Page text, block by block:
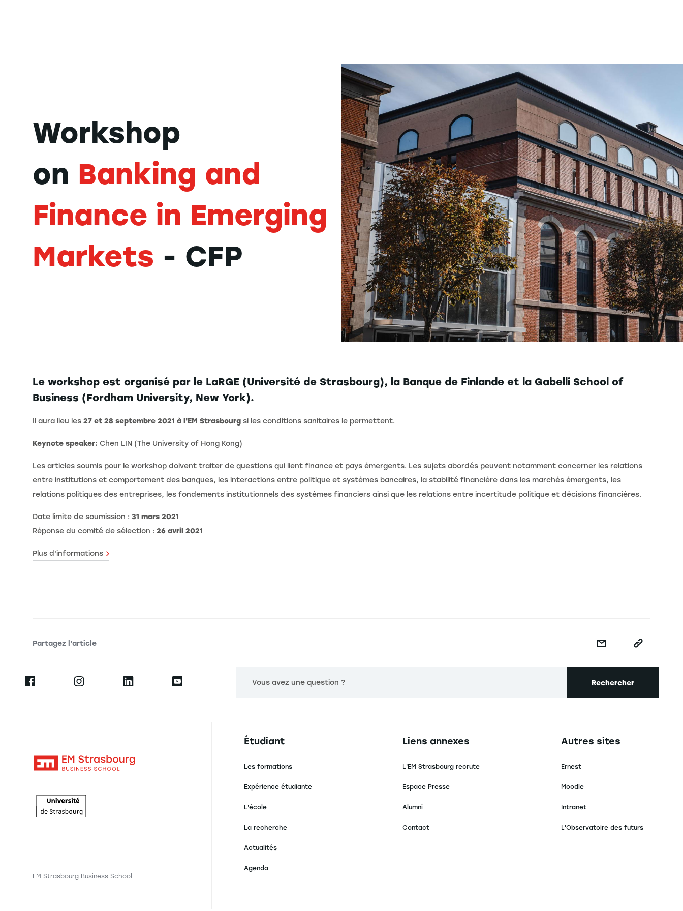
Workshop
on Banking and
Finance in Emerging
Markets - CFP
Le workshop est organisé par le LaRGE (Université de Strasbourg), la Banque de Finlande et la Gabelli School of
Business (Fordham University, New York).
Il aura lieu les 27 et 28 septembre 2021 à l'EM Strasbourg si les conditions sanitaires le permettent.
Keynote speaker: Chen LIN (The University of Hong Kong)
Les articles soumis pour le workshop doivent traiter de questions qui lient finance et pays émergents. Les sujets abordés peuvent notamment concerner les relations
entre institutions et comportement des banques, les interactions entre politique et systèmes bancaires, la stabilité financière dans les marchés émergents, les
relations politiques des entreprises, les fondements institutionnels des systèmes financiers ainsi que les relations entre incertitude politique et décisions financières.
Date limite de soumission : 31 mars 2021
Réponse du comité de sélection : 26 avril 2021
Plus d'informations
Partagez l'article
Vous avez une question ? Rechercher
EM Strasbourg Business School
Navigation principale footer
Étudiant
Les formations
Expérience étudiante
L'école
La recherche
Actualités
Agenda
Navigation secondaire footer
Liens annexes
L'EM Strasbourg recrute
Espace Presse
Alumni
Contact
Navigation tertiaire footer
Autres sites
Ernest
Moodle
Intranet
L'Observatoire des futurs